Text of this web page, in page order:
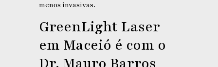
menos invasivas.
GreenLight Laser
em Maceió é com o